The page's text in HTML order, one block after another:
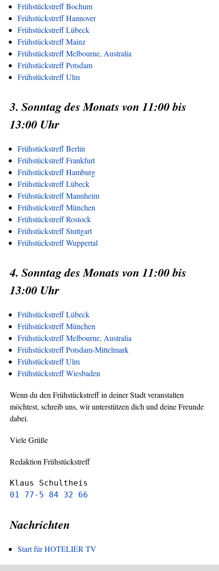
Frühstückstreff Bochum
Frühstückstreff Hannover
Frühstückstreff Lübeck
Frühstückstreff Mainz
Frühstückstreff Melbourne, Australia
Frühstückstreff Potsdam
Frühstückstreff Ulm
3. Sonntag des Monats von 11:00 bis
13:00 Uhr
Frühstückstreff Berlin
Frühstückstreff Frankfurt
Frühstückstreff Hamburg
Frühstückstreff Lübeck
Frühstückstreff Mannheim
Frühstückstreff München
Frühstückstreff Rostock
Frühstückstreff Stuttgart
Frühstückstreff Wuppertal
4. Sonntag des Monats von 11:00 bis
13:00 Uhr
Frühstückstreff Lübeck
Frühstückstreff München
Frühstückstreff Melbourne, Australia
Frühstückstreff Potsdam-Mittelmark
Frühstückstreff Ulm
Frühstückstreff Wiesbaden
Wenn du den Frühstückstreff in deiner Stadt veranstalten
möchtest, schreib uns, wir unterstützen dich und deine Freunde
dabei.
Viele Grüße
Redaktion Frühstückstreff
Klaus Schultheis
01 77-5 84 32 66
Nachrichten
Start für HOTELIER TV